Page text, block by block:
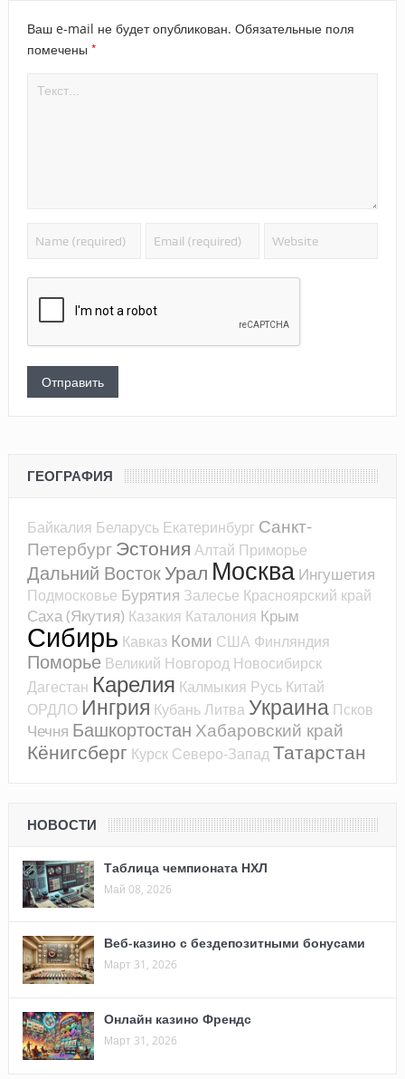
Ваш e-mail не будет опубликован. Обязательные поля
помечены *
ГЕОГРАФИЯ
Байкалия Беларусь Екатеринбург Санкт-
Петербург Эстония Алтай Приморье
Дальний ВостокУрал Москва Ингушетия
Подмосковье Бурятия Залесье Красноярский край
Саха (Якутия) Казакия Каталония Крым
Сибирь Кавказ Коми США Финляндия
Поморье Великий Новгород Новосибирск
Дагестан Карелия Калмыкия Русь Китай
ОРДЛО Ингрия КубаньЛитва Украина Псков
Чечня Башкортостан Хабаровский край
Кёнигсберг Курск Северо-ЗападТатарстан
НОВОСТИ
Таблица чемпионата НХЛ
Май 08, 2026
Веб-казино с бездепозитными бонусами
Март 31, 2026
Онлайн казино Френдс
Март 31, 2026